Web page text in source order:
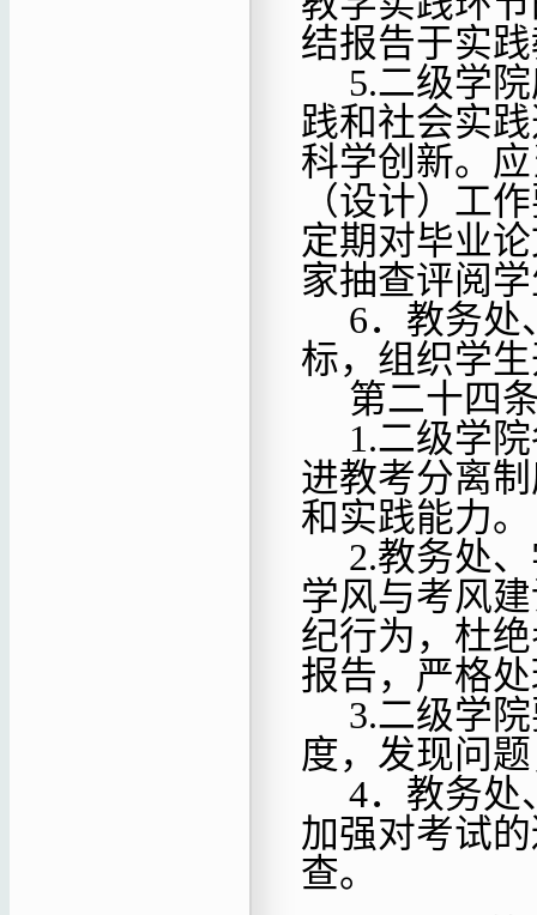
结报告于实
5.二级学
践和社会实
科学创新。
（设计）工
定期对毕业
家抽查评阅
6．教务处
标，组织学
第二十四
1.二级学
进教考分离
和实践能力。
2.教务处
学风与考风
纪行为，杜
报告，严格
3.二级学
度，发现问
4．教务处
加强对考试
查。